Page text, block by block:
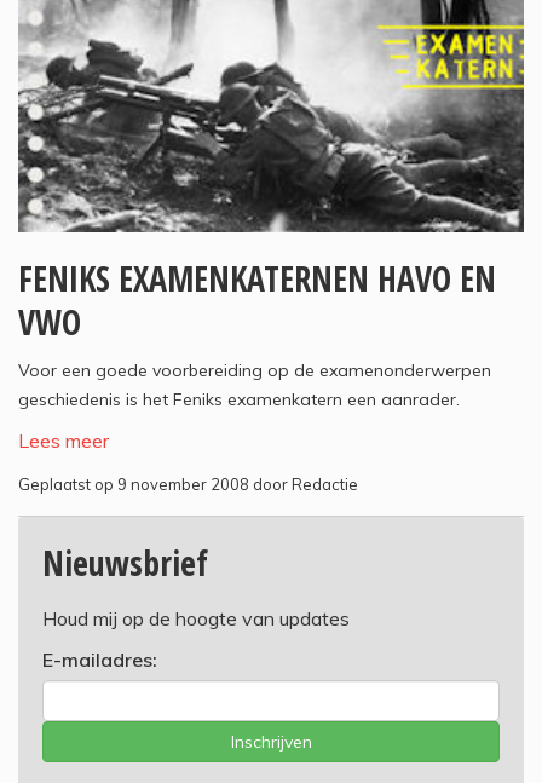
FENIKS EXAMENKATERNEN HAVO EN
VWO
Voor een goede voorbereiding op de examenonderwerpen
geschiedenis is het Feniks examenkatern een aanrader.
Lees meer
Geplaatst op 9 november 2008 door Redactie
Nieuwsbrief
Houd mij op de hoogte van updates
E-mailadres:
Inschrijven